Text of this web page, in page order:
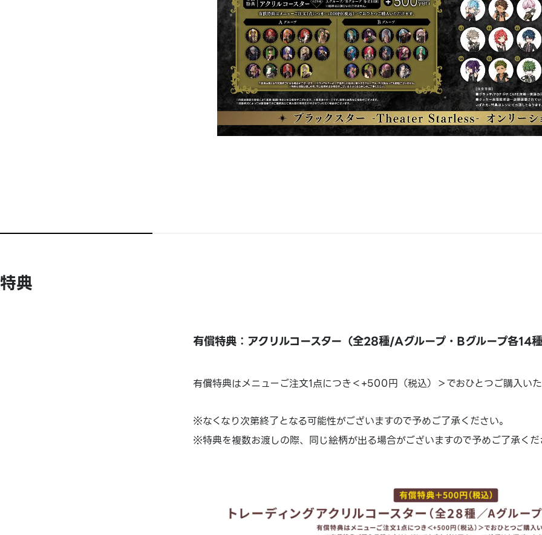
特典
有償特典：アクリルコースター（全28種/Aグループ・Bグループ各14種
有償特典はメニューご注文1点につき＜+500円（税込）＞でおひとつご購入いた
※なくなり次第終了となる可能性がございますので予めご了承ください。
※特典を複数お渡しの際、同じ絵柄が出る場合がございますので予めご了承くだ